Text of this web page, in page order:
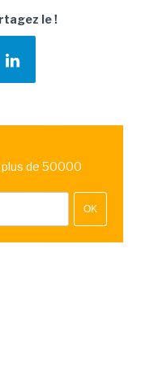
le !
de 50000
OK